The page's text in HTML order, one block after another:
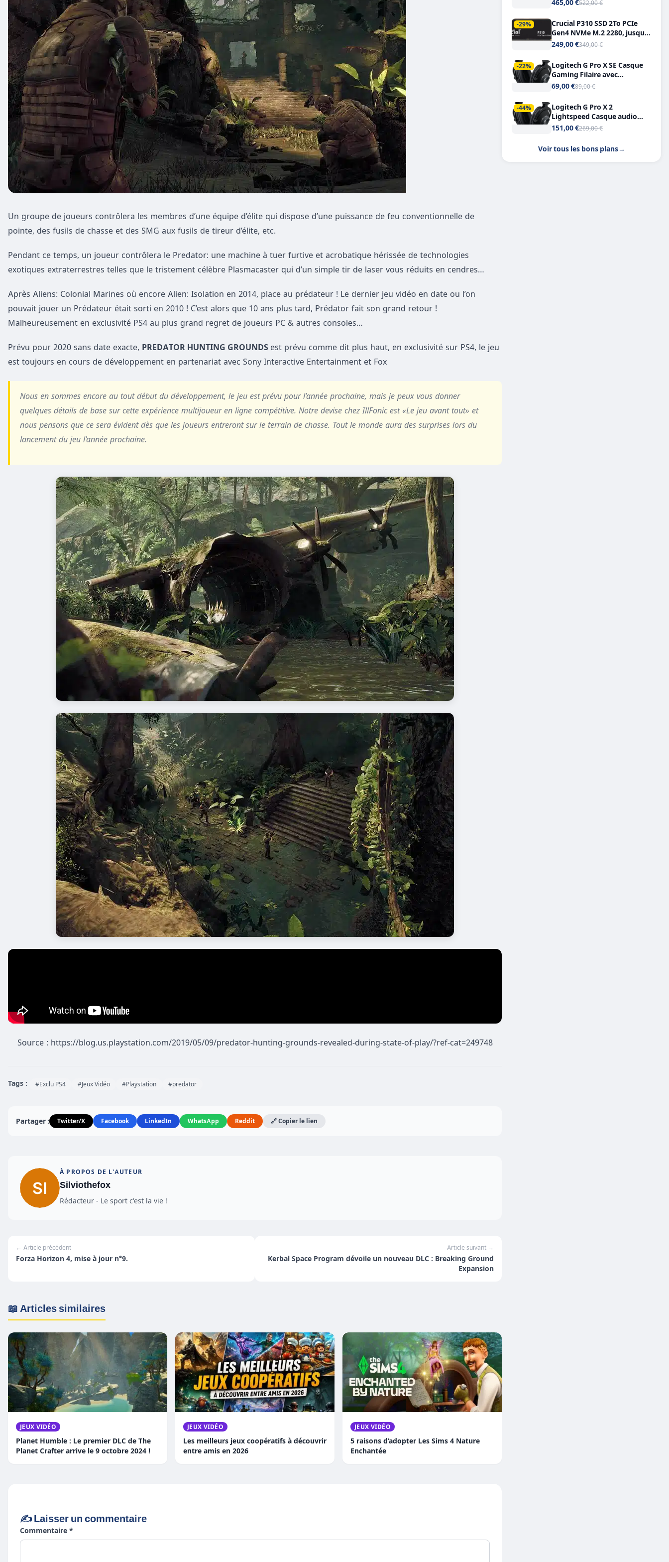
Un groupe de joueurs contrôlera les membres d’une équipe d’élite qui dispose d’une puissance de feu conventionnelle de
pointe, des fusils de chasse et des SMG aux fusils de tireur d’élite, etc.
Pendant ce temps, un joueur contrôlera le Predator: une machine à tuer furtive et acrobatique hérissée de technologies
exotiques extraterrestres telles que le tristement célèbre Plasmacaster qui d’un simple tir de laser vous réduits en cendres…
Après Aliens: Colonial Marines où encore Alien: Isolation en 2014, place au prédateur ! Le dernier jeu vidéo en date ou l’on
pouvait jouer un Prédateur était sorti en 2010 ! C’est alors que 10 ans plus tard, Prédator fait son grand retour !
Malheureusement en exclusivité PS4 au plus grand regret de joueurs PC & autres consoles…
Prévu pour 2020 sans date exacte, PREDATOR HUNTING GROUNDS est prévu comme dit plus haut, en exclusivité sur PS4, le jeu
est toujours en cours de développement en partenariat avec Sony Interactive Entertainment et Fox
Nous en sommes encore au tout début du développement, le jeu est prévu pour l’année prochaine, mais je peux vous donner
quelques détails de base sur cette expérience multijoueur en ligne compétitive. Notre devise chez IllFonic est «Le jeu avant tout» et
nous pensons que ce sera évident dès que les joueurs entreront sur le terrain de chasse. Tout le monde aura des surprises lors du
lancement du jeu l’année prochaine.
Source : https://blog.us.playstation.com/2019/05/09/predator-hunting-grounds-revealed-during-state-of-play/?ref-cat=249748
Tags : #Exclu PS4 #Jeux Vidéo #Playstation #predator
Partager : Twitter/X Facebook LinkedIn WhatsApp Reddit 🔗 Copier le lien
À PROPOS DE L'AUTEUR
Silviothefox
Rédacteur - Le sport c'est la vie !
← Article précédent
Forza Horizon 4, mise à jour n°9.
Article suivant →
Kerbal Space Program dévoile un nouveau DLC : Breaking Ground
Expansion
📖 Articles similaires
JEUX VIDÉO
Planet Humble : Le premier DLC de The
Planet Crafter arrive le 9 octobre 2024 !
JEUX VIDÉO
Les meilleurs jeux coopératifs à découvrir
entre amis en 2026
JEUX VIDÉO
5 raisons d’adopter Les Sims 4 Nature
Enchantée
✍️ Laisser un commentaire
Commentaire *
465,00 €522,00 €
-29%
Crucial P310 SSD 2To PCIe
Gen4 NVMe M.2 2280, jusqu’à
7.100 Mo/s
249,00 €349,00 €
-22%
Logitech G Pro X SE Casque
Gaming Filaire avec
Microphone Micro
7.1
69,00 €89,00 €
-44%
Logitech G Pro X 2
Lightspeed Casque audio
bluetooth
151,00 €269,00 €
Voir tous les bons plans→